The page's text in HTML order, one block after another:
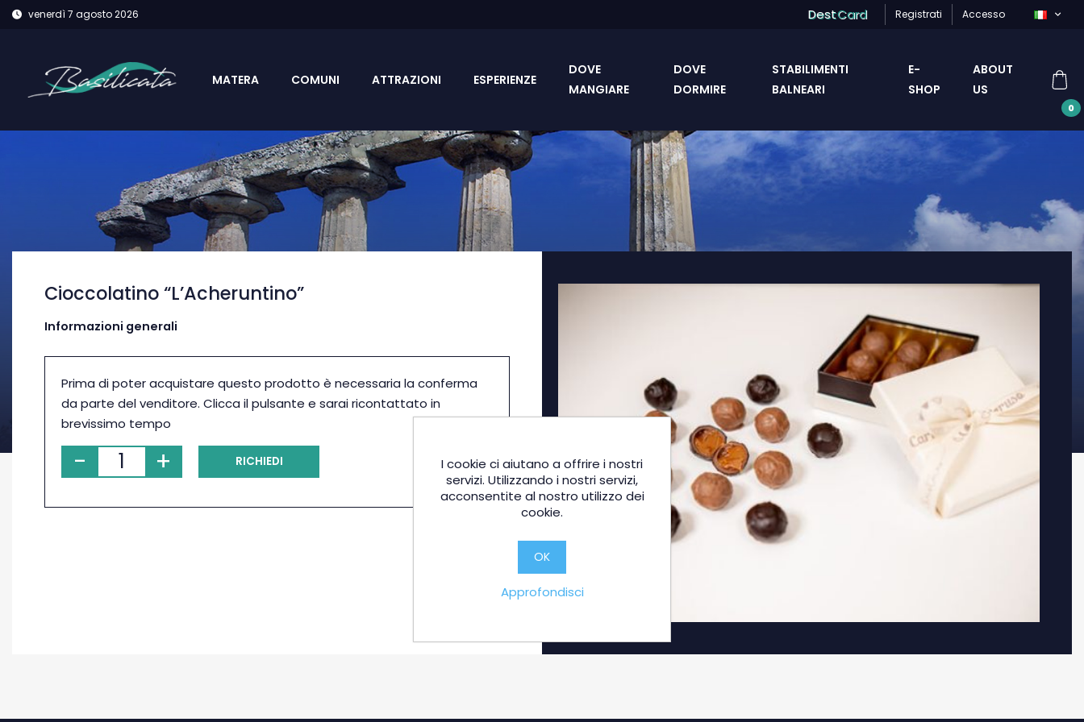
venerdì 7 agosto 2026 DestCard Registrati Accesso
MATERA COMUNI ATTRAZIONI ESPERIENZE
DOVE
MANGIARE
DOVE
DORMIRE
STABILIMENTI
BALNEARI
E-
SHOP
ABOUT
US
0
Cioccolatino “L’Acheruntino”
Informazioni generali
Prima di poter acquistare questo prodotto è necessaria la conferma
da parte del venditore. Clicca il pulsante e sarai ricontattato in
brevissimo tempo
- + RICHIEDI
I cookie ci aiutano a offrire i nostri
servizi. Utilizzando i nostri servizi,
acconsentite al nostro utilizzo dei
cookie.
OK
Approfondisci